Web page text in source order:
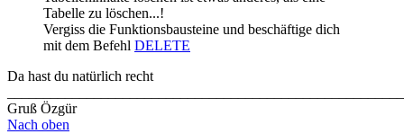
Tabelle zu löschen...!
Vergiss die Funktionsbausteine und beschäftige dich
mit dem Befehl DELETE
Da hast du natürlich recht
Gruß Özgür
Nach oben